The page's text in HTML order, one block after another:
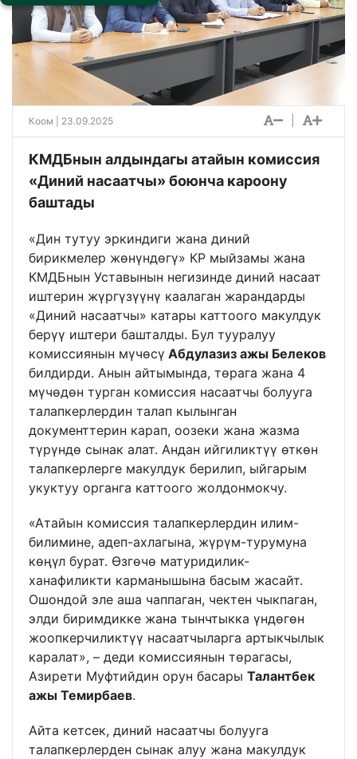
Коом | 23.09.2025
КМДБнын алдындагы атайын комиссия
«Диний насаатчы» боюнча кароону
баштады
«Дин тутуу эркиндиги жана диний
бирикмелер жөнүндөгү» КР мыйзамы жана
КМДБнын Уставынын негизинде диний насаат
иштерин жүргүзүүнү каалаган жарандарды
«Диний насаатчы» катары каттоого макулдук
берүү иштери башталды. Бул тууралуу
комиссиянын мүчөсү Абдулазиз ажы Белеков
билдирди. Анын айтымында, төрага жана 4
мүчөдөн турган комиссия насаатчы болууга
талапкерлердин талап кылынган
документтерин карап, оозеки жана жазма
түрүндө сынак алат. Андан ийгиликтүү өткөн
талапкерлерге макулдук берилип, ыйгарым
укуктуу органга каттоого жолдонмокчу.
«Атайын комиссия талапкерлердин илим-
билимине, адеп-ахлагына, жүрүм-турумуна
көңүл бурат. Өзгөчө матуридилик-
ханафиликти карманышына басым жасайт.
Ошондой эле аша чаппаган, чектен чыкпаган,
элди биримдикке жана тынчтыкка үндөгөн
жоопкерчиликтүү насаатчыларга артыкчылык
каралат», – деди комиссиянын төрагасы,
Азирети Муфтийдин орун басары Талантбек
ажы Темирбаев.
Айта кетсек, диний насаатчы болууга
талапкерлерден сынак алуу жана макулдук